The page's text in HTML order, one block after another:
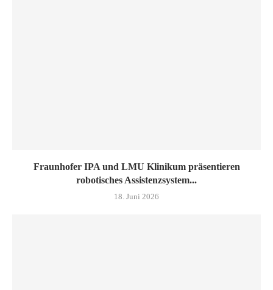
Fraunhofer IPA und LMU Klinikum präsentieren
robotisches Assistenzsystem...
18. Juni 2026